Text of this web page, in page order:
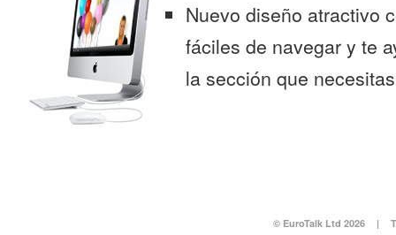
Nuevo diseño atractivo
fáciles de navegar y te
la sección que
© EuroTalk Ltd 2026 |